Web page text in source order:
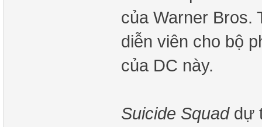
của Warner Bros.
diễn viên cho bộ
của DC này.
Suicide Squaddự